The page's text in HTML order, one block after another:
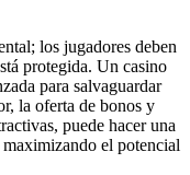
los jugadores deben
protegida. Un casino
para salvaguardar
la oferta de bonos y
puede hacer una
el potencial